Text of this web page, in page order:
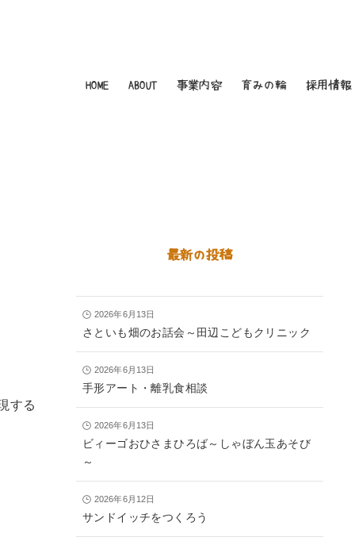
HOME ABOUT 事業内容 育みの輪 採用情報
する
最新の投稿
2026年6月13日
さといも畑のお話会～田辺こどもクリニック
2026年6月13日
手形アート・離乳食相談
2026年6月13日
ビィーゴおひさまひろば～しゃぼん玉あそび
～
2026年6月12日
サンドイッチをつくろう